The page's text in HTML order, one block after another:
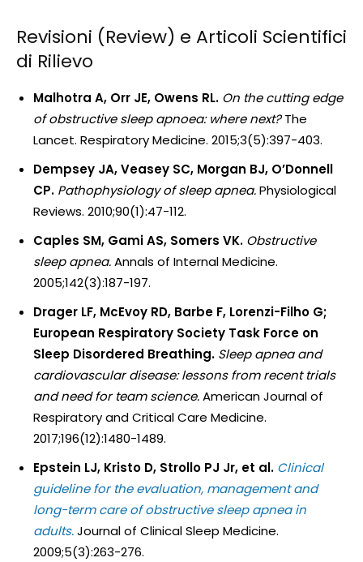
Revisioni (Review) e Articoli Scientifici
di Rilievo
Malhotra A, Orr JE, Owens RL. On the cutting edge
of obstructive sleep apnoea: where next?The
Lancet. Respiratory Medicine. 2015;3(5):397-403.
Dempsey JA, Veasey SC, Morgan BJ, O’Donnell
CP. Pathophysiology of sleep apnea.Physiological
Reviews. 2010;90(1):47-112.
Caples SM, Gami AS, Somers VK. Obstructive
sleep apnea.Annals of Internal Medicine.
2005;142(3):187-197.
Drager LF, McEvoy RD, Barbe F, Lorenzi-Filho G;
European Respiratory Society Task Force on
Sleep Disordered Breathing. Sleep apnea and
cardiovascular disease: lessons from recent trials
and need for team science.American Journal of
Respiratory and Critical Care Medicine.
2017;196(12):1480-1489.
Epstein LJ, Kristo D, Strollo PJ Jr, et al. Clinical
guideline for the evaluation, management and
long-term care of obstructive sleep apnea in
adults.Journal of Clinical Sleep Medicine.
2009;5(3):263-276.